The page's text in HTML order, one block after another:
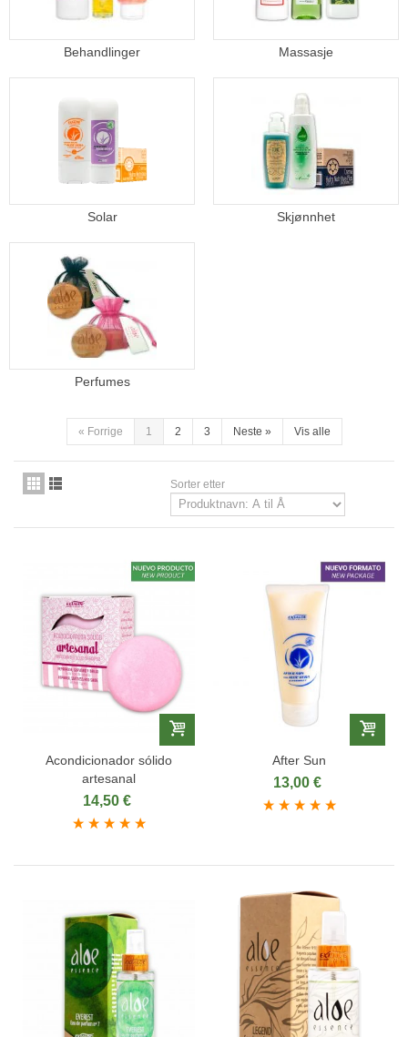
Behandlinger Massasje
Solar Skjønnhet
Perfumes
« Forrige 1 2 3 Neste » Vis alle
Sorter etter
Acondicionador sólido
artesanal
14,50 €
After Sun
13,00 €